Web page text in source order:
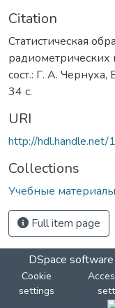
Citation
Статистическая
радиометрических
сост.: Г. А.
34 с.
URI
http://
Collections
Учебные материалы
Full item page
DSpace software
Cookie
settings